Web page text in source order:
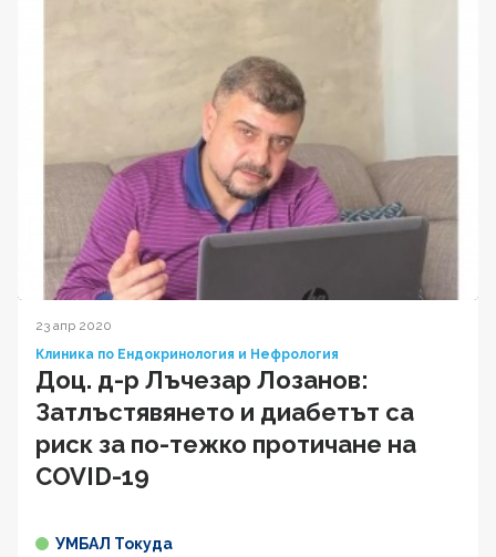
23 апр 2020
Клиника по Ендокринология и Нефрология
Доц. д-р Лъчезар Лозанов:
Затлъстявянето и диабетът са
риск за по-тежко протичане на
COVID-19
УМБАЛ Токуда